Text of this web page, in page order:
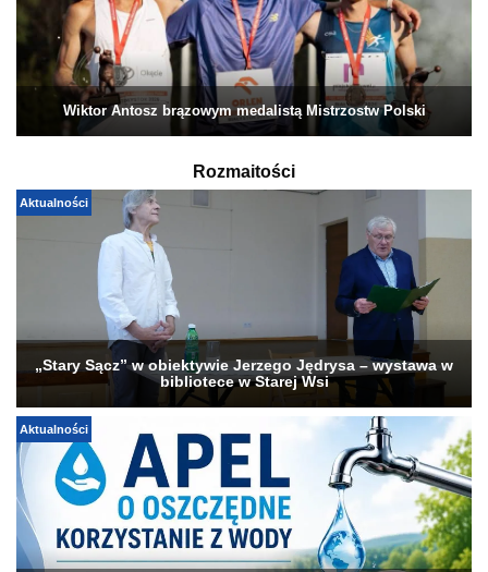
Wiktor Antosz brązowym medalistą Mistrzostw Polski
Rozmaitości
Aktualności
„Stary Sącz” w obiektywie Jerzego Jędrysa – wystawa w
bibliotece w Starej Wsi
Aktualności